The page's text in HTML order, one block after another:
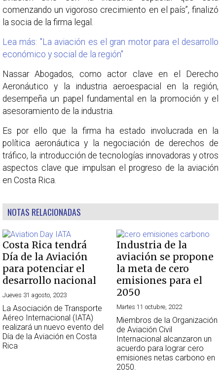
comenzando un vigoroso crecimiento en el país”, finalizó
la socia de la firma legal.
Lea más: "La aviación es el gran motor para el desarrollo
económico y social de la región"
Nassar Abogados, como actor clave en el Derecho
Aeronáutico y la industria aeroespacial en la región,
desempeña un papel fundamental en la promoción y el
asesoramiento de la industria.
Es por ello que la firma ha estado involucrada en la
política aeronáutica y la negociación de derechos de
tráfico, la introducción de tecnologías innovadoras y otros
aspectos clave que impulsan el progreso de la aviación
en Costa Rica.
NOTAS RELACIONADAS
Costa Rica tendrá
Día de la Aviación
para potenciar el
desarrollo nacional
Jueves 31 agosto, 2023
La Asociación de Transporte
Aéreo Internacional (IATA)
realizará un nuevo evento del
Día de la Aviación en Costa
Rica
Industria de la
aviación se propone
la meta de cero
emisiones para el
2050
Martes 11 octubre, 2022
Miembros de la Organización
de Aviación Civil
Internacional alcanzaron un
acuerdo para lograr cero
emisiones netas carbono en
2050.